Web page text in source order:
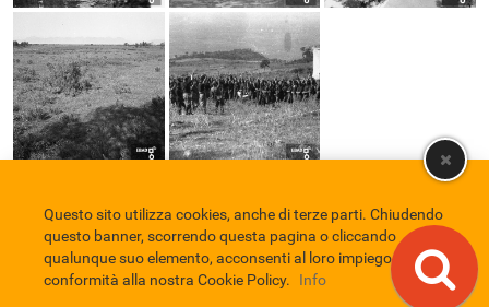
Comune di Eboli Servizio Bibliotecario Nazionale
Privacy policy
Credits
EBAD
Questo sito utilizza cookies, anche di terze parti. Chiudendo
questo banner, scorrendo questa pagina o cliccando
qualunque suo elemento, acconsenti al loro impiego in
conformità alla nostra Cookie Policy.
Info